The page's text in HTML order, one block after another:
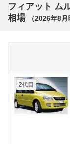
フィアット ム
相場
（2026年8月
2代目